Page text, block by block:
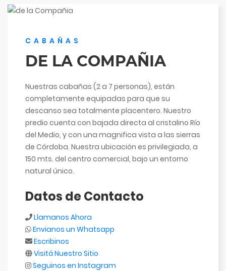
CABAÑAS
DE LA COMPAÑIA
Nuestras cabañas (2 a 7 personas), están
completamente equipadas para que su
descanso sea totalmente placentero. Nuestro
predio cuenta con bajada directa al cristalino Río
del Medio, y con una magnifica vista a las sierras
de Córdoba. Nuestra ubicación es privilegiada, a
150 mts. del centro comercial, bajo un entorno
natural único.
Datos de Contacto
Llamanos Ahora
Envianos un Whatsapp
Escribinos
Visitá Nuestro Sitio
Seguinos en Instagram